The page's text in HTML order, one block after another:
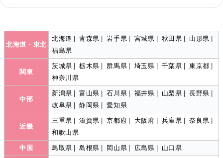
北海道・東北
北海道 青森県 岩手県 宮城県 秋田県 山形県
福島県
関東
茨城県 栃木県 群馬県 埼玉県 千葉県 東京都
神奈川県
中部
新潟県 富山県 石川県 福井県 山梨県 長野県
岐阜県
静岡県 愛知県
近畿
三重県 滋賀県 京都府 大阪府 兵庫県 奈良県
和歌山県
中国 鳥取県 島根県 岡山県 広島県 山口県